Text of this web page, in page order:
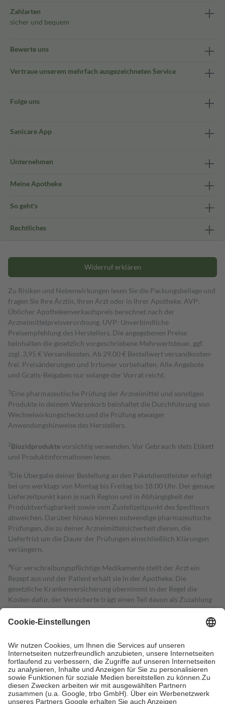
Zahlarten
sicher und bequem
Bewerte uns
Vertraue unserem mehrfach ausgezeichneten Service
Folge uns
Sanicare App
Unternehmen
Meine Apotheke
So geht's
Rechtliches
Widerruf erklären
Zu Risiken und Nebenwirkungen lesen Sie die Packungsbeilage und
fragen Sie Ihre Ärztin, Ihren Arzt oder in Ihrer Apotheke. AVP:
Üblicher Apothekenverkaufspreis berechnet nach der
Arzneimittelpreisverordnung. UVP: Unverbindliche
Preisempfehlung des Herstellers. Die angegebenen Preise
beinhalten die gesetzlich vorgeschriebene Mehrwertsteuer, ggf.
zzgl. 3,95 € Versandkosten. Ab 29,00 € Bestell­wert versand­kosten­
frei. Preisänderungen und Irrtümer vorbehalten. Alle Angebote
und Gratis-Beigaben nur solange der Vorrat reicht.
1 Eine pharmazeutische Prüfung der Arzneimittel und sonstigen
Produkte in deinem Warenkorb beinhaltet die Durchführung von
Wechselwirkungschecks und die Prüfung etwaiger
Anwendungshinweise des Herstellers.
2Biozidproduktevorsichtig verwenden. Vor Gebrauch stets Etikett
und Produktinformationen lesen.
3Die Übergabe deiner Bestellung an den Paketdienstleister erfolgt
bei uns werktags von Montag bis Freitag bis 18:00 Uhr. Der genaue
Lieferzeitpunkt kann je nach Region und in Abhängigkeit der
Produktverfügbarkeit sowie vom Zustellzeitpunkt des Spediteurs
abweichen. Darüber hinaus können notwendige pharmazeutische
Prüfungen, die zu deiner Arzneimittelsicherheit dienen, die
Lieferfrist um die Dauer der Prüfungen einschließlich Klärungen
verlängern.
4Für verschreibungspflichtige Medikamente stellt der Arzt ein
Rezept aus und der Patient erhält sie in der Apotheke. Die
gesetzliche Krankenversicherung übernimmt in der Regel die
Kosten dafür, der Versicherte trägt einen Teil davon als Zuzahlung
mit.
Grundsätzlich leisten Mitglieder Zuzahlungen in Höhe von zehn
höchstens zehn Euro.
Es sind jedoch nie mehr als die tatsächlichen
Kosten der Leistung zu entrichten.
Diese Regeln gelten grundsätzlich auch für Online-Apotheken.
Bei Heilmitteln und häuslicher Krankenpflege beträgt die
Zuzahlung zehn Prozent der Kosten sowie zehn Euro je
Verordnung.